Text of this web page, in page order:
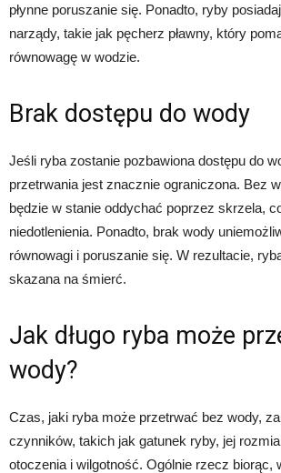
płynne poruszanie się. Ponadto, ryby
narządy, takie jak pęcherz pławny, który
równowagę w wodzie.
Brak dostępu do wody
Jeśli ryba zostanie pozbawiona dostępu do
przetrwania jest znacznie ograniczona. Bez
będzie w stanie oddychać poprzez skrzela,
niedotlenienia. Ponadto, brak wody
równowagi i poruszanie się. W rezultacie,
skazana na śmierć.
Jak długo ryba może
wody?
Czas, jaki ryba może przetrwać bez wody,
czynników, takich jak gatunek ryby, jej
otoczenia i wilgotność. Ogólnie rzecz biorąc,